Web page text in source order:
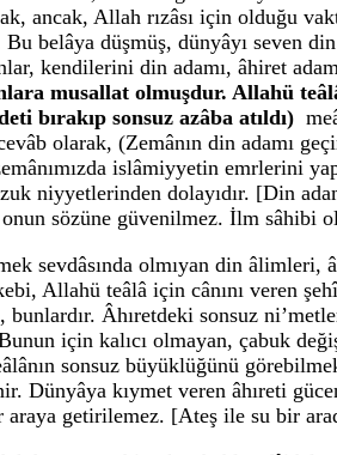
ancak, Allah rızâsı için olduğu
belâya düşmüş, dünyâyı seven
kendilerini din adamı, âhiret
musallat olmuşdur. Allahü
bırakıp sonsuz azâba atıldı)
olarak, (Zemânın din adamı
islâmiyyetin emrlerini
niyyetlerinden dolayıdır. [Din
sözüne güvenilmez. İlm sâhibi
sevdâsında olmıyan din âlimleri,
Allahü teâlâ için cânını veren
Âhıretdeki sonsuz
için kalıcı olmayan, çabuk
sonsuz büyüklüğünü
kıymet veren âhıreti
getirilemez. [Ateş ile su bir